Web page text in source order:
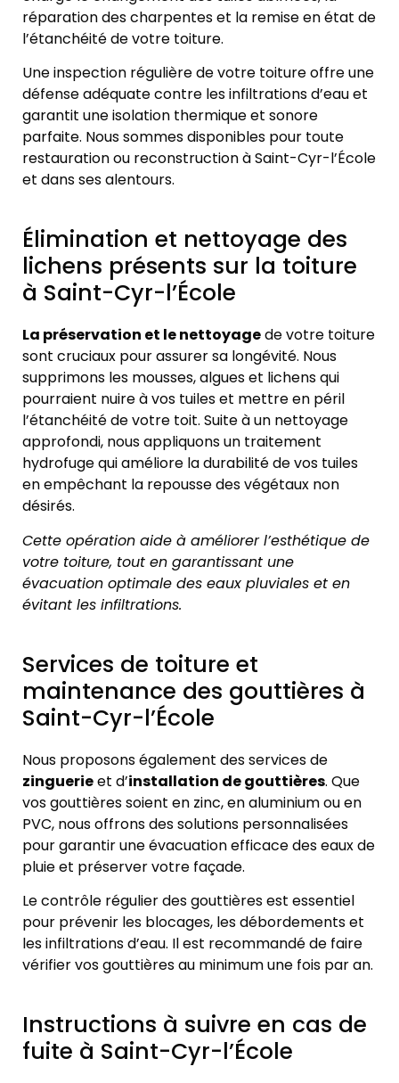
réparation des charpentes et la remise en état de
l’étanchéité de votre toiture.
Une inspection régulière de votre toiture offre une
défense adéquate contre les infiltrations d’eau et
garantit une isolation thermique et sonore
parfaite. Nous sommes disponibles pour toute
restauration ou reconstruction à Saint-Cyr-l’École
et dans ses alentours.
Élimination et nettoyage des
lichens présents sur la toiture
à Saint-Cyr-l’École
La préservation et le nettoyagede votre toiture
sont cruciaux pour assurer sa longévité. Nous
supprimons les mousses, algues et lichens qui
pourraient nuire à vos tuiles et mettre en péril
l’étanchéité de votre toit. Suite à un nettoyage
approfondi, nous appliquons un traitement
hydrofuge qui améliore la durabilité de vos tuiles
en empêchant la repousse des végétaux non
désirés.
Cette opération aide à améliorer l’esthétique de
votre toiture, tout en garantissant une
évacuation optimale des eaux pluviales et en
évitant les infiltrations.
Services de toiture et
maintenance des gouttières à
Saint-Cyr-l’École
Nous proposons également des services de
zinguerieet d’installation de gouttières. Que
vos gouttières soient en zinc, en aluminium ou en
PVC, nous offrons des solutions personnalisées
pour garantir une évacuation efficace des eaux de
pluie et préserver votre façade.
Le contrôle régulier des gouttières est essentiel
pour prévenir les blocages, les débordements et
les infiltrations d’eau. Il est recommandé de faire
vérifier vos gouttières au minimum une fois par an.
Instructions à suivre en cas de
fuite à Saint-Cyr-l’École